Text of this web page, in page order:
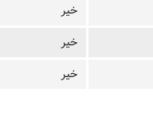
خیر
خیر
خیر